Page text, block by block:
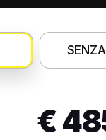
€